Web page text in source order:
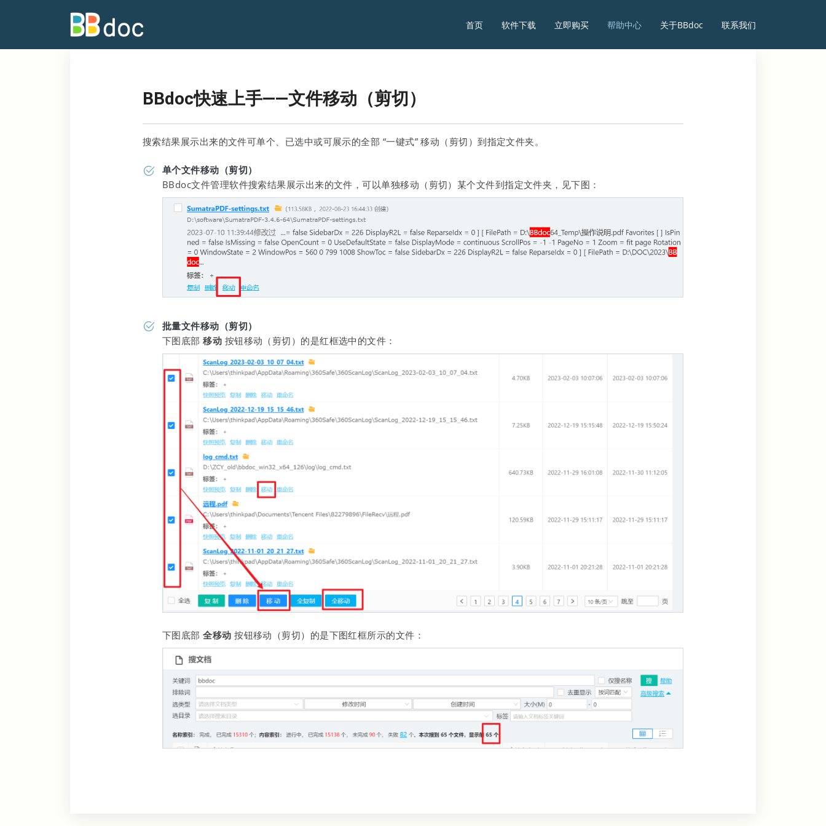
首页 软件下载 立即购买 帮助中心 关于BBdoc 联系我们
BBdoc快速上手——文件移动（剪切）
搜索结果展示出来的文件可单个、已选中或可展示的全部 “一键式” 移动（剪切）到指定文件夹。
单个文件移动（剪切）
BBdoc文件管理软件搜索结果展示出来的文件，可以单独移动（剪切）某个文件到指定文件夹，见下图：
批量文件移动（剪切）
下图底部移动 按钮移动（剪切）的是红框选中的文件：
下图底部 全移动按钮移动（剪切）的是下图红框所示的文件：